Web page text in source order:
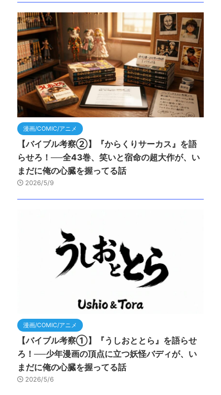
漫画/COMIC/アニメ
【バイブル考察②】『からくりサーカス』を語
らせろ！──全43巻、笑いと宿命の超大作が、い
まだに俺の心臓を握ってる話
2026/5/9
漫画/COMIC/アニメ
【バイブル考察①】『うしおととら』を語らせ
ろ！──少年漫画の頂点に立つ妖怪バディが、い
まだに俺の心臓を握ってる話
2026/5/6